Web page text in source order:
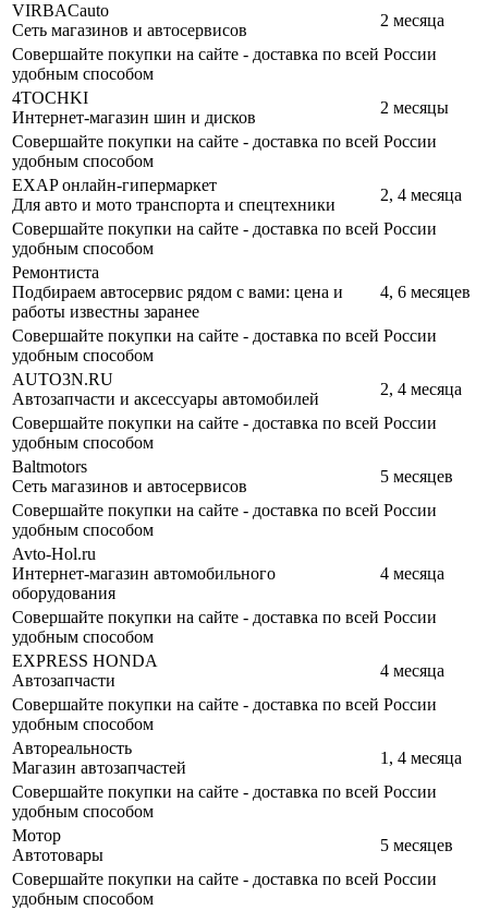
VIRBACauto
Сеть магазинов и автосервисов
2 месяца
Совершайте покупки на сайте - доставка по всей России
удобным способом
4TOCHKI
Интернет-магазин шин и дисков
2 месяцы
Совершайте покупки на сайте - доставка по всей России
удобным способом
EXAP онлайн-гипермаркет
Для авто и мото транспорта и спецтехники
2, 4 месяца
Совершайте покупки на сайте - доставка по всей России
удобным способом
Ремонтиста
Подбираем автосервис рядом с вами: цена и
работы известны заранее
4, 6 месяцев
Совершайте покупки на сайте - доставка по всей России
удобным способом
AUTO3N.RU
Автозапчасти и аксессуары автомобилей
2, 4 месяца
Совершайте покупки на сайте - доставка по всей России
удобным способом
Baltmotors
Сеть магазинов и автосервисов
5 месяцев
Совершайте покупки на сайте - доставка по всей России
удобным способом
Avto-Hol.ru
Интернет-магазин автомобильного
оборудования
4 месяца
Совершайте покупки на сайте - доставка по всей России
удобным способом
EXPRESS HONDA
Автозапчасти
4 месяца
Совершайте покупки на сайте - доставка по всей России
удобным способом
Автореальность
Магазин автозапчастей
1, 4 месяца
Совершайте покупки на сайте - доставка по всей России
удобным способом
Мотор
Автотовары
5 месяцев
Совершайте покупки на сайте - доставка по всей России
удобным способом